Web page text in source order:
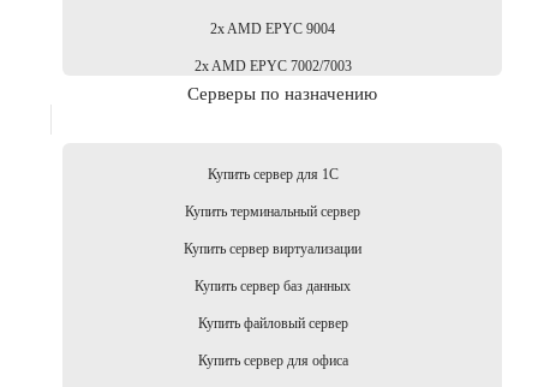
2x AMD EPYC 9004
2x AMD EPYC 7002/7003
Серверы по назначению
Купить сервер для 1С
Купить терминальный сервер
Купить сервер виртуализации
Купить сервер баз данных
Купить файловый сервер
Купить сервер для офиса